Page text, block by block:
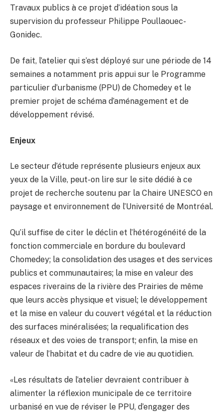
Travaux publics à ce projet d’idéation sous la
supervision du professeur Philippe Poullaouec-
Gonidec.
De fait, l’atelier qui s’est déployé sur une période de 14
semaines a notamment pris appui sur le Programme
particulier d’urbanisme (PPU) de Chomedey et le
premier projet de schéma d’aménagement et de
développement révisé.
Enjeux
Le secteur d’étude représente plusieurs enjeux aux
yeux de la Ville, peut-on lire sur le site dédié à ce
projet de recherche soutenu par la Chaire UNESCO en
paysage et environnement de l’Université de Montréal.
Qu’il suffise de citer le déclin et l’hétérogénéité de la
fonction commerciale en bordure du boulevard
Chomedey; la consolidation des usages et des services
publics et communautaires; la mise en valeur des
espaces riverains de la rivière des Prairies de même
que leurs accès physique et visuel; le développement
et la mise en valeur du couvert végétal et la réduction
des surfaces minéralisées; la requalification des
réseaux et des voies de transport; enfin, la mise en
valeur de l’habitat et du cadre de vie au quotidien.
«Les résultats de l’atelier devraient contribuer à
alimenter la réflexion municipale de ce territoire
urbanisé en vue de réviser le PPU, d’engager des